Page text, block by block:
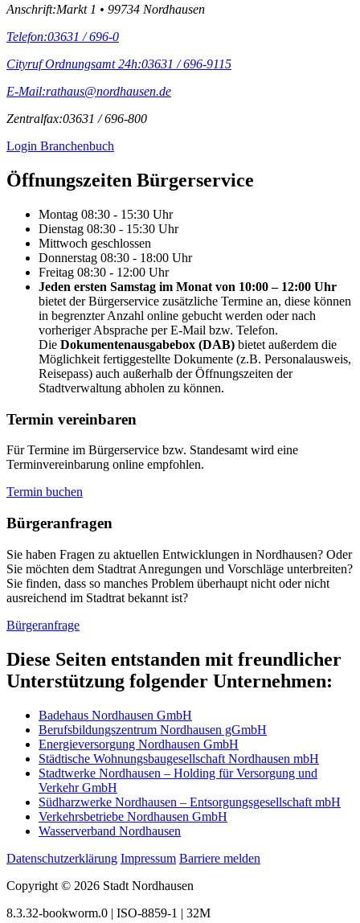
Anschrift:Markt 1 • 99734 Nordhausen
Telefon:03631 / 696-0
Cityruf Ordnungsamt 24h:03631 / 696-9115
E-Mail:rathaus@nordhausen.de
Zentralfax:03631 / 696-800
Login Branchenbuch
Öffnungs­zeiten Bürgerservice
Montag 08:30 - 15:30 Uhr
Dienstag 08:30 - 15:30 Uhr
Mittwoch geschlossen
Donnerstag 08:30 - 18:00 Uhr
Freitag 08:30 - 12:00 Uhr
Jeden ersten Samstag im Monat von 10:00 – 12:00 Uhr
bietet der Bürgerservice zusätzliche Termine an, diese können
in begrenzter Anzahl online gebucht werden oder nach
vorheriger Absprache per E-Mail bzw. Telefon.
Die Dokumentenausgabebox (DAB) bietet außerdem die
Möglichkeit fertiggestellte Dokumente (z.B. Personalausweis,
Reisepass) auch außerhalb der Öffnungszeiten der
Stadtverwaltung abholen zu können.
Termin vereinbaren
Für Termine im Bürgerservice bzw. Standesamt wird eine
Terminvereinbarung online empfohlen.
Termin buchen
Bürger­anfragen
Sie haben Fragen zu aktuellen Entwicklungen in Nordhausen? Oder
Sie möchten dem Stadtrat Anregungen und Vorschläge unterbreiten?
Sie finden, dass so manches Problem überhaupt nicht oder nicht
ausreichend im Stadtrat bekannt ist?
Bürgeranfrage
Diese Seiten entstanden mit freundlicher
Unterstützung folgender Unternehmen:
Badehaus Nordhausen GmbH
Berufsbildungszentrum Nordhausen gGmbH
Energieversorgung Nordhausen GmbH
Städtische Wohnungsbaugesellschaft Nordhausen mbH
Stadtwerke Nordhausen – Holding für Versorgung und
Verkehr GmbH
Südharzwerke Nordhausen – Entsorgungsgesellschaft mbH
Verkehrsbetriebe Nordhausen GmbH
Wasserverband Nordhausen
Datenschutzerklärung Impressum Barriere melden
Copyright © 2026 Stadt Nordhausen
8.3.32-bookworm.0 | ISO-8859-1 | 32M